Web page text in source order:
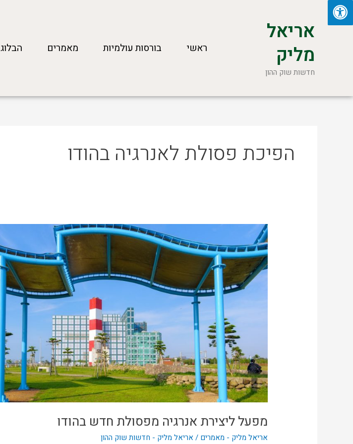
דילוג
לתוכן
אריאל
מליק
חדשות שוק ההון
ראשי בורסות עולמיות מאמרים הבלוג
הפיכת פסולת לאנרגיה בהודו
מפעל ליצירת אנרגיה מפסולת חדש בהודו
אריאל מליק - מאמרים / אריאל מליק - חדשות שוק ההון
מפעל
ליצירת
אנרגיה
מפסולת
חדש